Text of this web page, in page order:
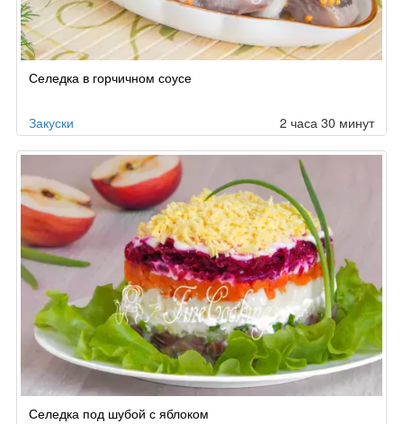
Селедка в горчичном соусе
Закуски 2 часа 30 минут
Селедка под шубой с яблоком